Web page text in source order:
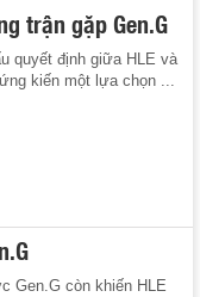
trận gặp Gen.G
quyết định giữa HLE và
kiến một lựa chọn ...
Gen.G còn khiến HLE